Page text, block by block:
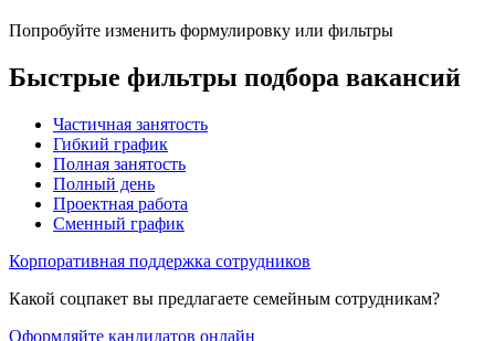
Попробуйте изменить формулировку или фильтры
Быстрые фильтры подбора вакансий
Частичная занятость
Гибкий график
Полная занятость
Полный день
Проектная работа
Сменный график
Корпоративная поддержка сотрудников
Какой соцпакет вы предлагаете семейным сотрудникам?
Оформляйте кандидатов онлайн